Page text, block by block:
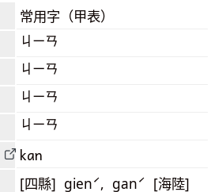
常用字（甲表）
ㄐㄧㄢ
ㄐㄧㄢ
ㄐㄧㄢ
ㄐㄧㄢ
kan
[四縣] gienˊ, ganˊ [海陸]